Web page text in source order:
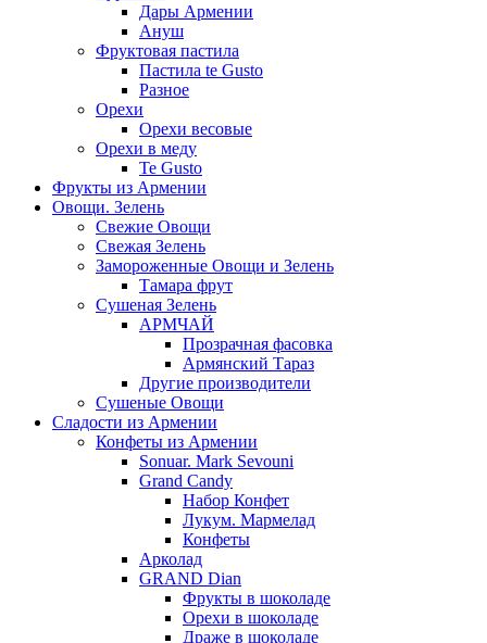
Дары Армении
Ануш
Фруктовая пастила
Пастила te Gusto
Разное
Орехи
Орехи весовые
Орехи в меду
Te Gusto
Фрукты из Армении
Овощи. Зелень
Свежие Овощи
Свежая Зелень
Замороженные Овощи и Зелень
Тамара фрут
Сушеная Зелень
АРМЧАЙ
Прозрачная фасовка
Армянский Тараз
Другие производители
Сушеные Овощи
Сладости из Армении
Конфеты из Армении
Sonuar. Mark Sevouni
Grand Candy
Набор Конфет
Лукум. Мармелад
Конфеты
Арколад
GRAND Dian
Фрукты в шоколаде
Орехи в шоколаде
Драже в шоколаде